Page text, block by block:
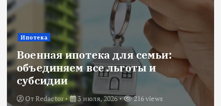
Ипотека
Военная ипотека для семьи:
объединяем все льготы и
субсидии
ОтRedactor 3 июля, 2026 216 views